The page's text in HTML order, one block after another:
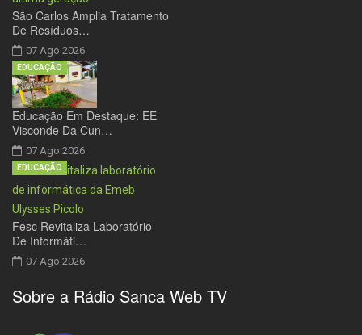
São Carlos Amplia Tratamento
De Resíduos…
07 Ago 2026
Educação Em Destaque: EE
Visconde Da Cun…
07 Ago 2026
EDUCAÇÃO
Fesc Revitaliza Laboratório
De Informáti…
07 Ago 2026
EDUCAÇÃO
Sobre a Rádio Sanca Web TV